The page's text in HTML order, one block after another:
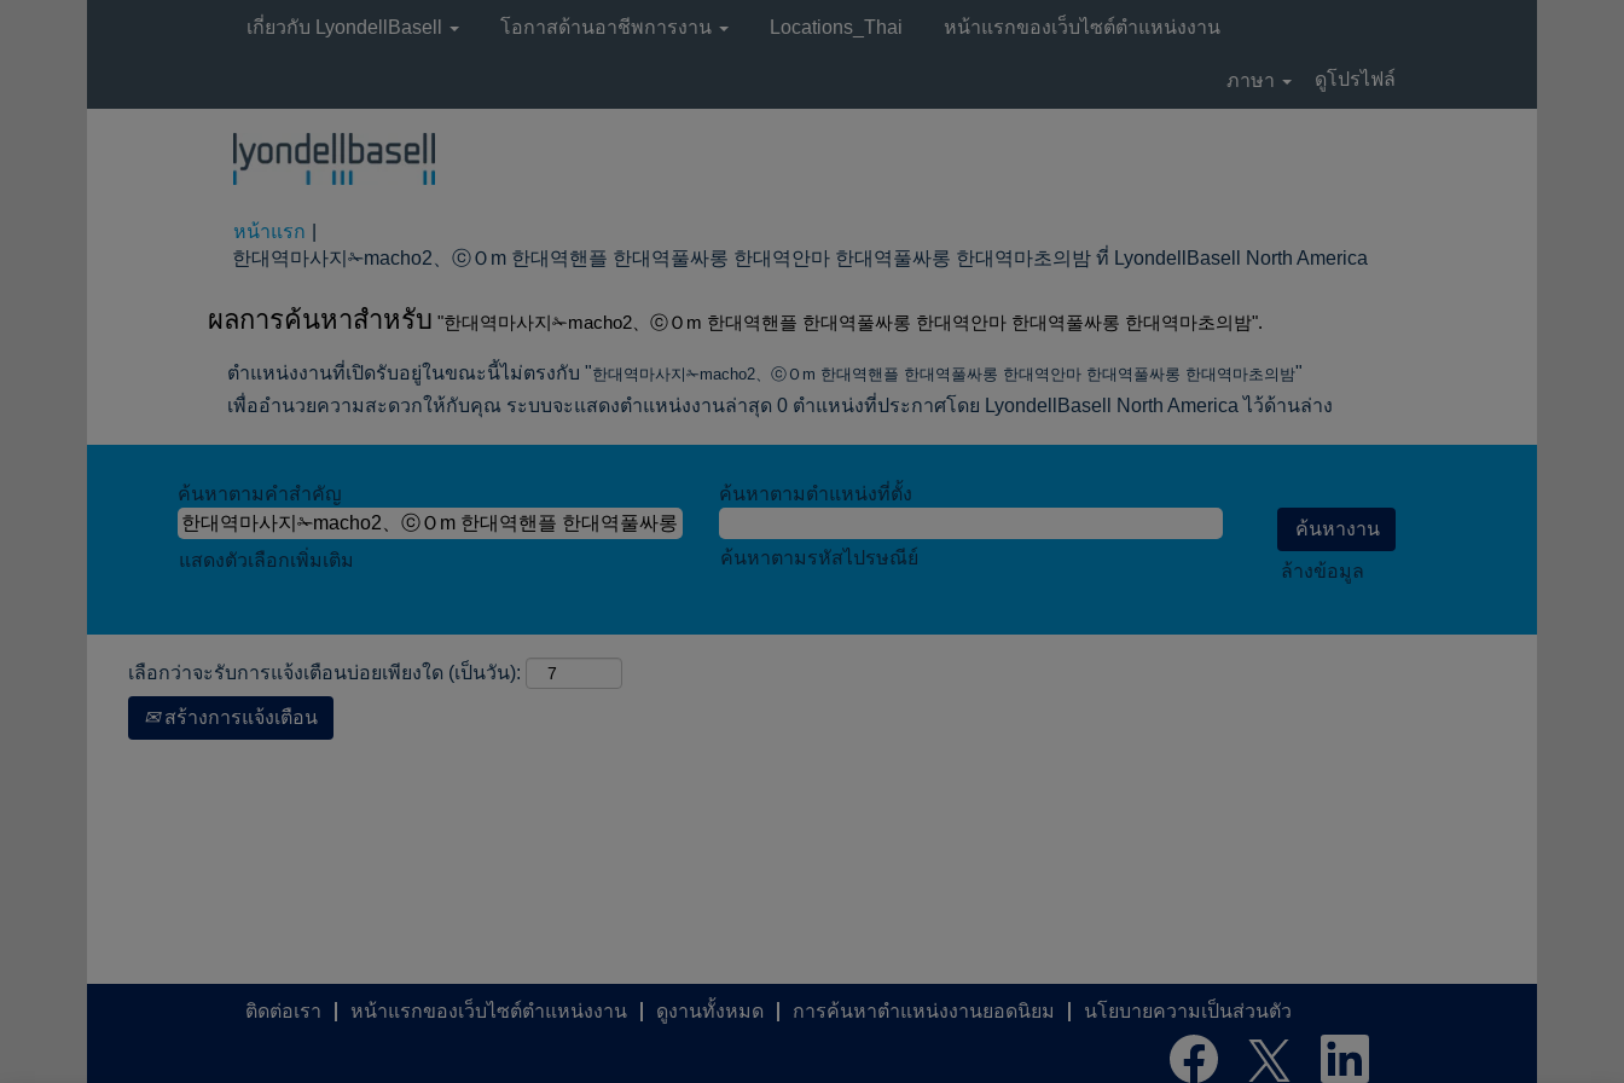
เกี่ยวกับ LyondellBasell โอกาสด้านอาชีพการงาน Locations_Thai หน้าแรกของเว็บไซต์ตำแหน่งงาน
ภาษา ดูโปรไฟล์
หน้าแรก
한대역마사지✁macho2、ⓒＯm 한대역핸플 한대역풀싸롱 한대역안마 한대역풀싸롱 한대역마초의밤 ที่ LyondellBasell North America
ผลการค้นหาสำหรับ "한대역마사지✁macho2、ⓒＯm 한대역핸플 한대역풀싸롱 한대역안마 한대역풀싸롱 한대역마초의밤".
ตำแหน่งงานที่เปิดรับอยู่ในขณะนี้ไม่ตรงกับ "한대역마사지✁macho2、ⓒＯm 한대역핸플 한대역풀싸롱 한대역안마 한대역풀싸롱 한대역마초의밤"
เพื่ออำนวยความสะดวกให้กับคุณ ระบบจะแสดงตำแหน่งงานล่าสุด 0 ตำแหน่งที่ประกาศโดย LyondellBasell North America ไว้ด้านล่าง
ค้นหาตามคำสำคัญ ค้นหาตามตำแหน่งที่ตั้ง
ค้นหาตามรหัสไปรษณีย์
แสดงตัวเลือกเพิ่มเติม
ล้างข้อมูล
เลือกว่าจะรับการแจ้งเตือนบ่อยเพียงใด (เป็นวัน):
สร้างการแจ้งเตือน
ติดต่อเรา หน้าแรกของเว็บไซต์ตำแหน่งงาน ดูงานทั้งหมด การค้นหาตำแหน่งงานยอดนิยม
นโยบายความเป็นส่วนตัว
ปิ
ด
เ
ปิ
ด